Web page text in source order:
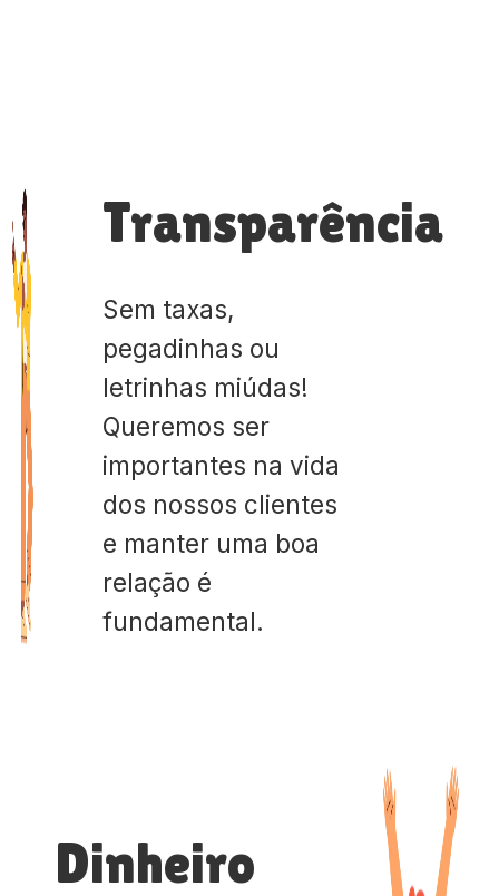
Transparência
Sem taxas,
pegadinhas ou
letrinhas miúdas!
Queremos ser
importantes na vida
dos nossos clientes
e manter uma boa
relação é
fundamental.
Dinheiro